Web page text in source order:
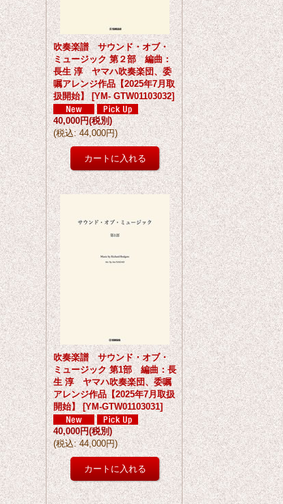
吹奏楽譜 サウンド・オブ・
ミュージック 第２部 編曲：
長生 淳 ヤマハ吹奏楽団、委
嘱アレンジ作品【2025年7月取
扱開始】 [YM- GTW01103032]
40,000円(税別)
(税込: 44,000円)
吹奏楽譜 サウンド・オブ・
ミュージック 第1部 編曲：長
生 淳 ヤマハ吹奏楽団、委嘱
アレンジ作品【2025年7月取扱
開始】 [YM-GTW01103031]
40,000円(税別)
(税込: 44,000円)